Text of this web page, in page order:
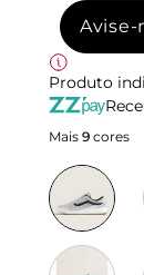
Avise-
Produto
Mais 9 cores